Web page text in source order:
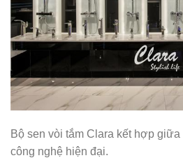
Bộ sen vòi tắm Clara kết hợp
công nghệ hiện đại.